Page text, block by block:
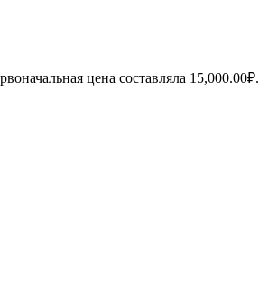
цена составляла 15,000.00₽.